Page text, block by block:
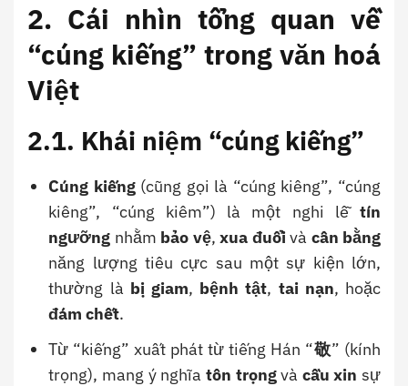
2. Cái nhìn tổng quan về
“cúng kiếng” trong văn hoá
Việt
2.1. Khái niệm “cúng kiếng”
Cúng kiếng(cũng gọi là “cúng kiêng”, “cúng
kiêng”, “cúng kiêm”) là một nghi lễ tín
ngưỡng nhằm bảo vệ,xua đuổi và cân bằng
năng lượng tiêu cực sau một sự kiện lớn,
thường là bị giam, bệnh tật, tai nạn, hoặc
đám chết.
Từ “kiếng” xuất phát từ tiếng Hán “敬” (kính
trọng), mang ý nghĩa tôn trọngvà cầu xin sự